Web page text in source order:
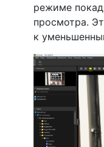
режиме
просмотра.
к